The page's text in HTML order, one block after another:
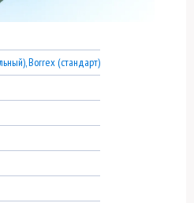
Borrex (стандарт)